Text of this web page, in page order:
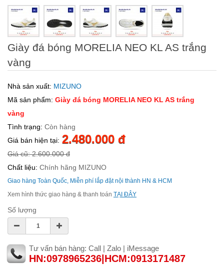
Giày đá bóng MORELIA NEO KL AS trắng
vàng
Nhà sản xuất: MIZUNO
Mã sản phẩm: Giày đá bóng MORELIA NEO KL AS trắng
vàng
Tình trạng: Còn hàng
Giá bán hiện tại: 2.480.000 đ
Giá cũ: 2.600.000 đ
Chất liệu: Chính hãng MIZUNO
Giao hàng Toàn Quốc, Miễn phí lắp đặt nội thành HN & HCM
Xem hình thức giao hàng & thanh toán TẠI ĐÂY
Số lượng
Tư vấn bán hàng: Call | Zalo | iMessage
HN:0978965236|HCM:0913171487